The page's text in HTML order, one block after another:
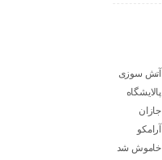
آتش‌ سوزی
پالایشگاه
جازان
آرامکو
خاموش شد